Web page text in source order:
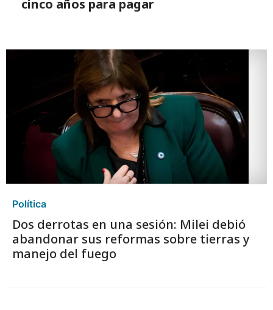
cinco años para pagar
Política
Dos derrotas en una sesión: Milei debió
abandonar sus reformas sobre tierras y
manejo del fuego